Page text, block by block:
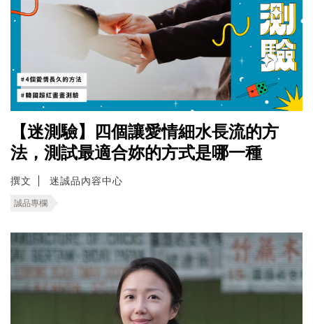
【迷測驗】四個讓愛情細水長流的方
法，測試最適合妳的方式是哪一種
撰文 迷誠品內容中心
誠品專欄